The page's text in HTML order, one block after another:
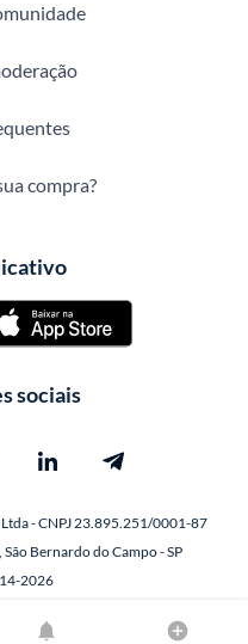
compra?
sociais
- CNPJ 23.895.251/0001-87
Bernardo do Campo - SP
2026